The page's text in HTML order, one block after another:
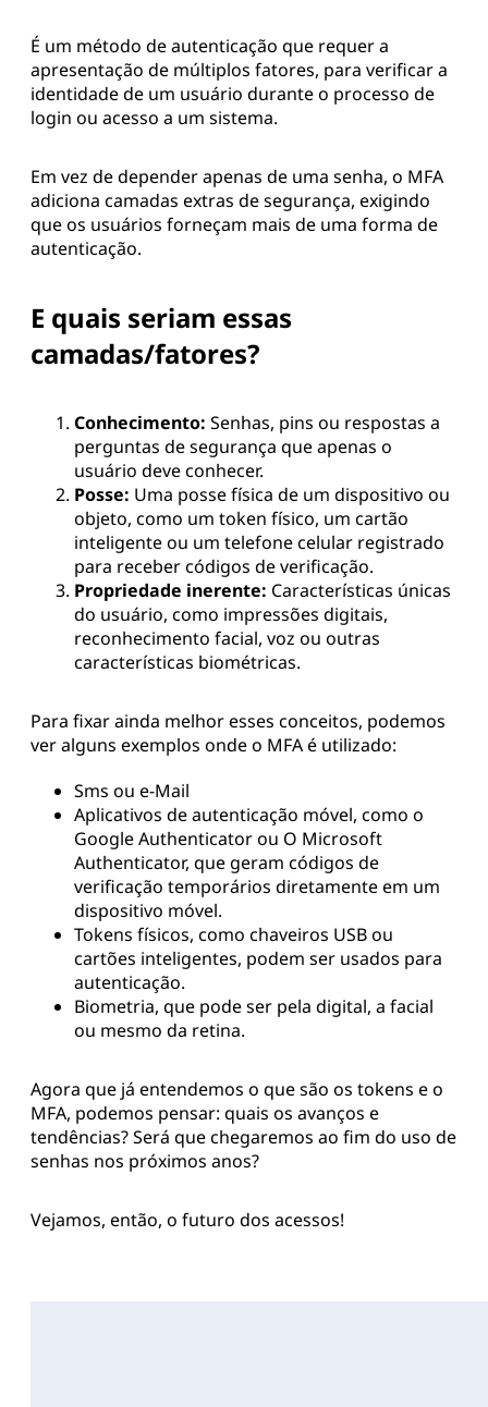
É um método de autenticação que requer a
apresentação de múltiplos fatores, para verificar a
identidade de um usuário durante o processo de
login ou acesso a um sistema.
Em vez de depender apenas de uma senha, o MFA
adiciona camadas extras de segurança, exigindo
que os usuários forneçam mais de uma forma de
autenticação.
E quais seriam essas
camadas/fatores?
Conhecimento: Senhas, pins ou respostas a
perguntas de segurança que apenas o
usuário deve conhecer.
Posse: Uma posse física de um dispositivo ou
objeto, como um token físico, um cartão
inteligente ou um telefone celular registrado
para receber códigos de verificação.
Propriedade inerente: Características únicas
do usuário, como impressões digitais,
reconhecimento facial, voz ou outras
características biométricas.
Para fixar ainda melhor esses conceitos, podemos
ver alguns exemplos onde o MFA é utilizado:
Sms ou e-Mail
Aplicativos de autenticação móvel, como o
Google Authenticator ou O Microsoft
Authenticator, que geram códigos de
verificação temporários diretamente em um
dispositivo móvel.
Tokens físicos, como chaveiros USB ou
cartões inteligentes, podem ser usados para
autenticação.
Biometria, que pode ser pela digital, a facial
ou mesmo da retina.
Agora que já entendemos o que são os tokens e o
MFA, podemos pensar: quais os avanços e
tendências? Será que chegaremos ao fim do uso de
senhas nos próximos anos?
Vejamos, então, o futuro dos acessos!